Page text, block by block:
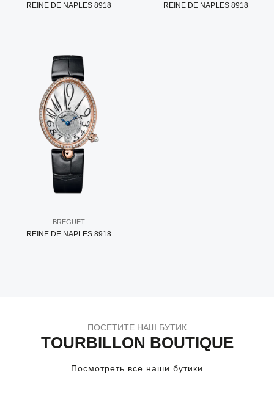
REINE DE NAPLES 8918 REINE DE NAPLES 8918
BREGUET
REINE DE NAPLES 8918
ПОСЕТИТЕ НАШ БУТИК
TOURBILLON BOUTIQUE
Посмотреть все наши бутики